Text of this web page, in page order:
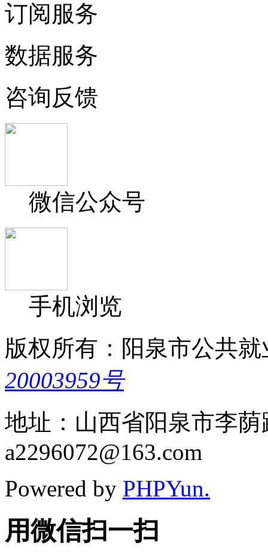
订阅服务
数据服务
咨询反馈
微信公众号
手机浏览
版权所有：阳泉市公共
20003959号
地址：山西省阳泉市李
a2296072@163.com
Powered by PHPYun.
用微信扫一扫